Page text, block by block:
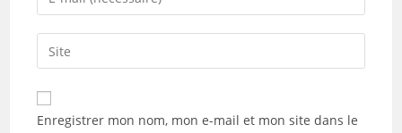
comment
your
email
address
comment
Saisir
l’URL
de
votre
Enregistrer mon nom, mon e-mail et mon site dans le